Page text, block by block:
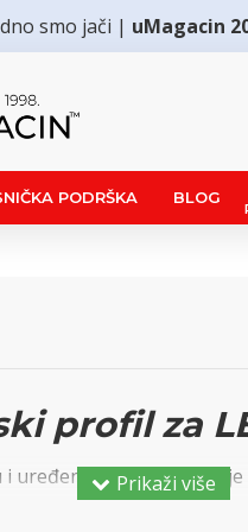
smo jači | uMagacin
PODRŠKA BLOG
profil za
uređenje enterijera. To